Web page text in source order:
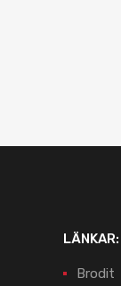
LÄNKAR:
Brodit